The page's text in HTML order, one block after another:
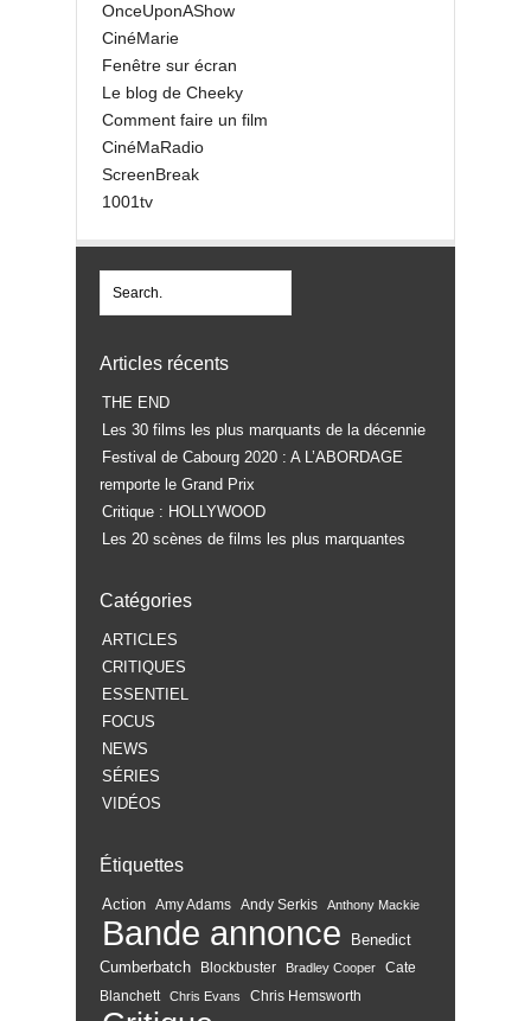
OnceUponAShow
CinéMarie
Fenêtre sur écran
Le blog de Cheeky
Comment faire un film
CinéMaRadio
ScreenBreak
1001tv
Articles récents
THE END
Les 30 films les plus marquants de la décennie
Festival de Cabourg 2020 : A L’ABORDAGE
remporte le Grand Prix
Critique : HOLLYWOOD
Les 20 scènes de films les plus marquantes
Catégories
ARTICLES
CRITIQUES
ESSENTIEL
FOCUS
NEWS
SÉRIES
VIDÉOS
Étiquettes
Action Amy Adams Andy Serkis Anthony Mackie
Bande annonce
Benedict
Cumberbatch
Blockbuster Bradley Cooper
Cate
Blanchett
Chris Evans Chris Hemsworth